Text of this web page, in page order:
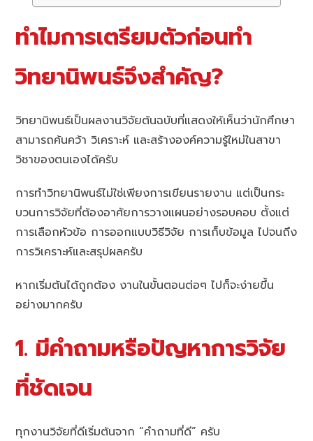
ทำไมการเตรียมตัวก่อนทำ
วิทยานิพนธ์จึงสำคัญ?
วิทยานิพนธ์เป็นผลงานวิจัยต้นฉบับที่แสดงให้เห็นว่านักศึกษา
สามารถค้นคว้า วิเคราะห์ และสร้างองค์ความรู้ใหม่ในสาขา
วิชาของตนเองได้ครับ
การทำวิทยานิพนธ์ไม่ใช่เพียงการเขียนรายงาน แต่เป็นกระ
บวนการวิจัยที่ต้องอาศัยการวางแผนอย่างรอบคอบ ตั้งแต่
การเลือกหัวข้อ การออกแบบวิธีวิจัย การเก็บข้อมูล ไปจนถึง
การวิเคราะห์และสรุปผลครับ
หากเริ่มต้นได้ถูกต้อง งานในขั้นตอนต่อๆ ไปก็จะง่ายขึ้น
อย่างมากครับ
1. มีคำถามหรือปัญหาการวิจัย
ที่ชัดเจน
ทุกงานวิจัยที่ดีเริ่มต้นจาก “คำถามที่ดี” ครับ